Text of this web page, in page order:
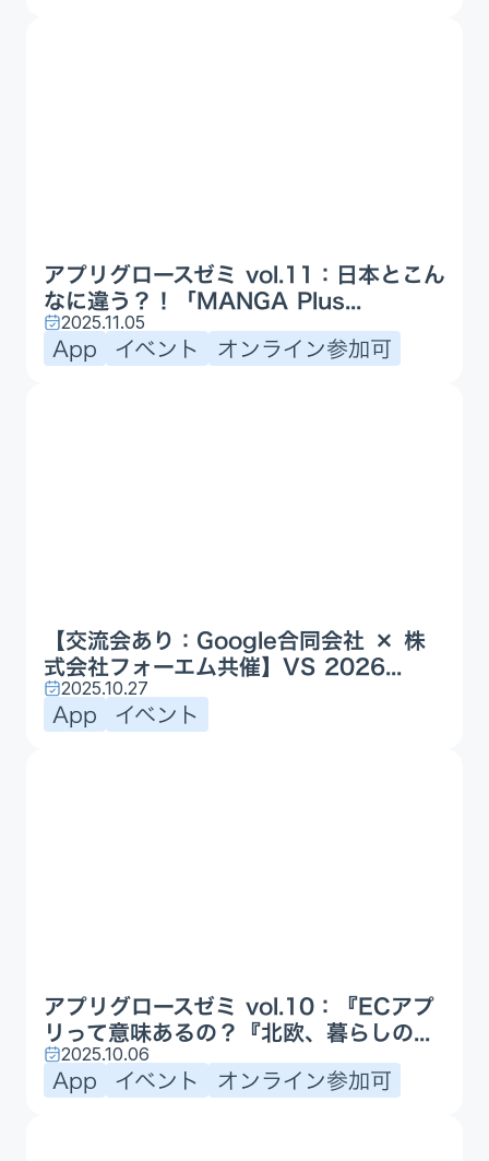
アプリグロースゼミ vol.11：日本とこん
なに違う？！「MANGA Plus...
2025.11.05
App イベント オンライン参加可
【交流会あり：Google合同会社 × 株
式会社フォーエム共催】VS 2026...
2025.10.27
App イベント
アプリグロースゼミ vol.10：『ECアプ
リって意味あるの？『北欧、暮らしの...
2025.10.06
App イベント オンライン参加可